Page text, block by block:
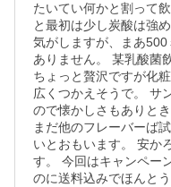
たいてい何かと割って
と最初は少し炭酸は強
気がしますが、まあ
ありません。 某乳酸菌
ちょっと贅沢ですが化
広くつかえそうで。 サ
ので懐かしさもありと
まだ他のフレーバーば
いとおもいます。 安か
す。 今回はキャンペー
のに送料込みでほんと